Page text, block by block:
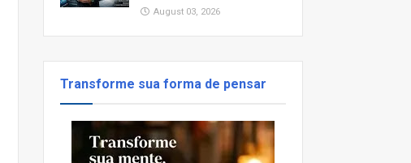
August 03, 2026
Transforme sua forma de pensar